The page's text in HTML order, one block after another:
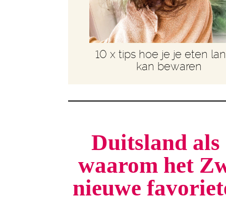
10 x tips hoe je je eten
kan bewaren
Duitsland
waarom het
nieuwe